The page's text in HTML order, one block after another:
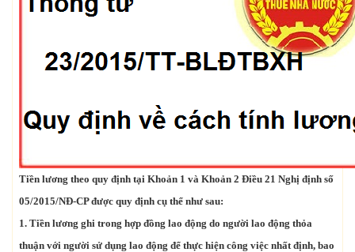
Tiền lương theo quy định tại Khoản 1 và Khoản 2 Điều 21 Nghị định số
05/2015/NĐ-CP được quy định cụ thể như sau:
1. Tiền lương ghi trong hợp đồng lao động do người lao động thỏa
thuận với người sử dụng lao động để thực hiện công việc nhất định, bao